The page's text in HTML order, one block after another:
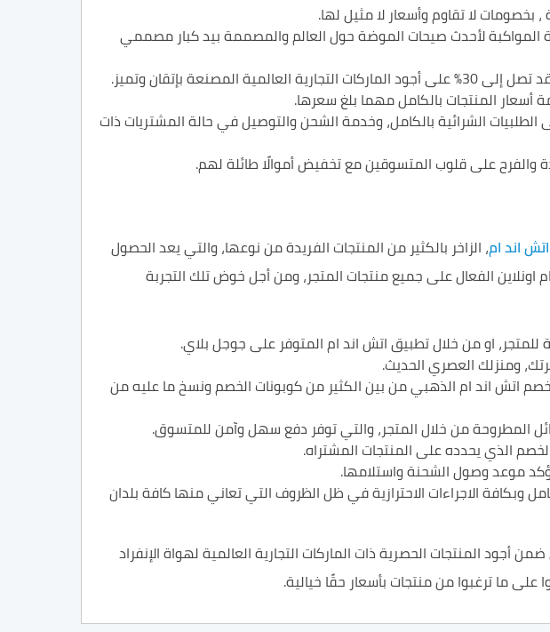
بخصومات لا تقاوم وأسعار لا مثيل لها.
الأزياء والموديلات الحديثة المواكبة لأحدث صيحات الموضة حول العالم والمصممة بيد كبار مصممي
بإتقان وتميز.
الشرائية بالكامل، وخدمة الشحن والتوصيل في حالة المشتريات ذات
والفرح على قلوب المتسوقين مع تخفيض أموالًا طائلة لهم.
اند ام، الزاخر بالكثير من المنتجات الفريدة من نوعها، والتي يعد الحصول
الفعال على جميع منتجات المتجر، ومن أجل خوض تلك التجربة
او من خلال تطبيق اتش اند ام المتوفر على جوجل بلاي.
ومنزلك العصري الحديث.
اتش اند ام الذهبي من بين الكثير من كوبونات الخصم ونسخ ما عليه من
المطروحة من خلال المتجر، والتي توفر دفع سهل وآمن للمتسوق.
الذي يحدده على المنتجات المشتراه.
موعد وصول الشحنة واستلامها.
الاجراءات الاحترازية في ظل الظروف التي تعاني منها كافة بلدان
أجود المنتجات الحصرية ذات الماركات التجارية العالمية لهواة الإنفراد
على ما ترغبوا من منتجات بأسعار حقًا خيالية.